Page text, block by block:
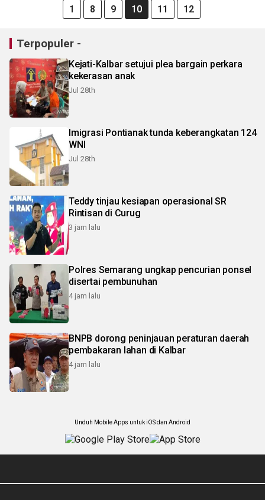
1 8 9 10 11 12
Terpopuler -
Kejati-Kalbar setujui plea bargain perkara
kekerasan anak
Jul 28th
Imigrasi Pontianak tunda keberangkatan 124
WNI
Jul 28th
Teddy tinjau kesiapan operasional SR
Rintisan di Curug
3 jam lalu
Polres Semarang ungkap pencurian ponsel
disertai pembunuhan
4 jam lalu
BNPB dorong peninjauan peraturan daerah
pembakaran lahan di Kalbar
4 jam lalu
Unduh Mobile Apps untuk iOS dan Android